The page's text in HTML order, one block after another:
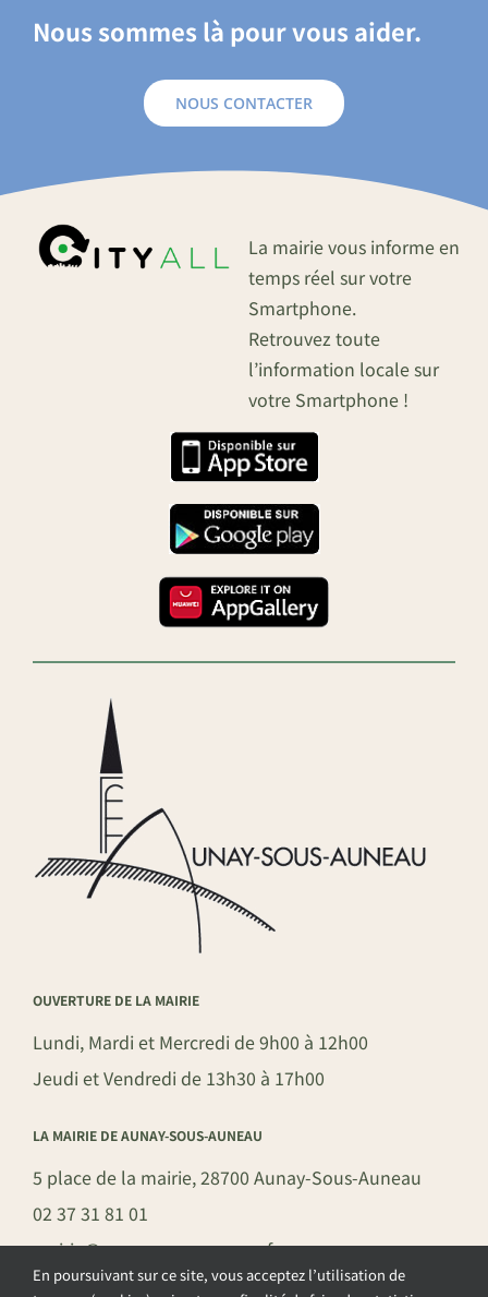
Nous sommes là pour vous aider.
NOUS CONTACTER
La mairie vous informe en
temps réel sur votre
Smartphone.
Retrouvez toute
l’information locale sur
votre Smartphone !
OUVERTURE DE LA MAIRIE
Lundi, Mardi et Mercredi de 9h00 à 12h00
Jeudi et Vendredi de 13h30 à 17h00
LA MAIRIE DE AUNAY-SOUS-AUNEAU
5 place de la mairie, 28700 Aunay-Sous-Auneau
02 37 31 81 01
mairie@aunay-sous-auneau.fr
En poursuivant sur ce site, vous acceptez l’utilisation de